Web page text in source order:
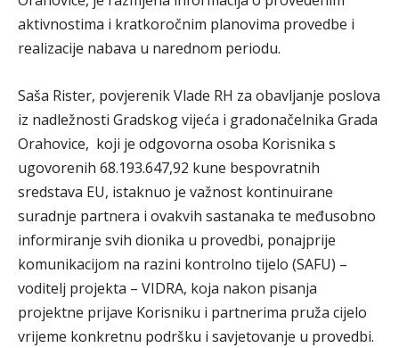
aktivnostima i kratkoročnim planovima provedbe i
realizacije nabava u narednom periodu.
Saša Rister, povjerenik Vlade RH za obavljanje poslova
iz nadležnosti Gradskog vijeća i gradonačelnika Grada
Orahovice, koji je odgovorna osoba Korisnika s
ugovorenih 68.193.647,92 kune bespovratnih
sredstava EU, istaknuo je važnost kontinuirane
suradnje partnera i ovakvih sastanaka te međusobno
informiranje svih dionika u provedbi, ponajprije
komunikacijom na razini kontrolno tijelo (SAFU) –
voditelj projekta – VIDRA, koja nakon pisanja
projektne prijave Korisniku i partnerima pruža cijelo
vrijeme konkretnu podršku i savjetovanje u provedbi.